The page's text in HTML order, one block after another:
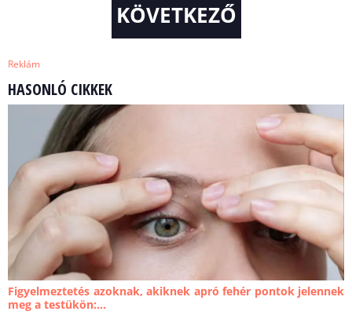
KÖVETKEZŐ
Reklám
HASONLÓ CIKKEK
Figyelmeztetés azoknak, akiknek apró fehér pontok jelennek
meg a testükön:...